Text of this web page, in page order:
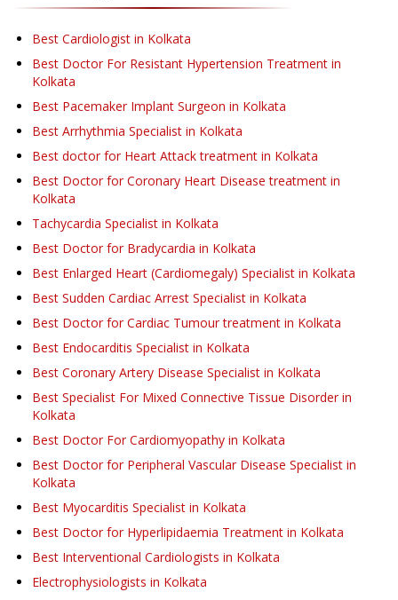
Best Cardiologist in Kolkata
Best Doctor For Resistant Hypertension Treatment in
Kolkata
Best Pacemaker Implant Surgeon in Kolkata
Best Arrhythmia Specialist in Kolkata
Best doctor for Heart Attack treatment in Kolkata
Best Doctor for Coronary Heart Disease treatment in
Kolkata
Tachycardia Specialist in Kolkata
Best Doctor for Bradycardia in Kolkata
Best Enlarged Heart (Cardiomegaly) Specialist in Kolkata
Best Sudden Cardiac Arrest Specialist in Kolkata
Best Doctor for Cardiac Tumour treatment in Kolkata
Best Endocarditis Specialist in Kolkata
Best Coronary Artery Disease Specialist in Kolkata
Best Specialist For Mixed Connective Tissue Disorder in
Kolkata
Best Doctor For Cardiomyopathy in Kolkata
Best Doctor for Peripheral Vascular Disease Specialist in
Kolkata
Best Myocarditis Specialist in Kolkata
Best Doctor for Hyperlipidaemia Treatment in Kolkata
Best Interventional Cardiologists in Kolkata
Electrophysiologists in Kolkata